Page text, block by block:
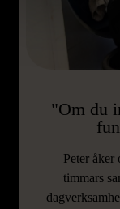
"Om du
Peter åker
timmars